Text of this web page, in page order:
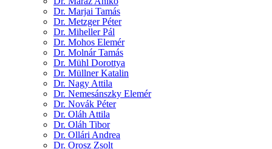
Dr. Marjai Tamás
Dr. Metzger Péter
Dr. Miheller Pál
Dr. Mohos Elemér
Dr. Molnár Tamás
Dr. Mühl Dorottya
Dr. Müllner Katalin
Dr. Nagy Attila
Dr. Nemesánszky Elemér
Dr. Novák Péter
Dr. Oláh Attila
Dr. Oláh Tibor
Dr. Ollári Andrea
Dr. Orosz Zsolt